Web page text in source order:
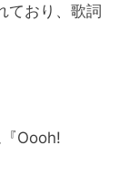
ており、歌詞
Oooh!